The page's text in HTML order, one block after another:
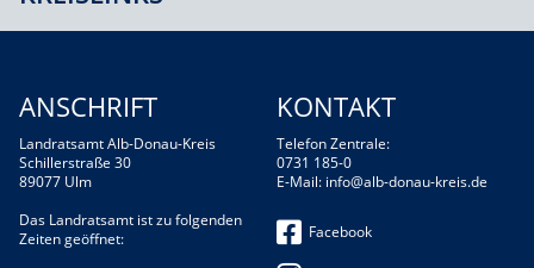
ANSCHRIFT
Landratsamt Alb-Donau-Kreis
Schillerstraße 30
89077 Ulm
Das Landratsamt ist zu folgenden
Zeiten geöffnet:
KONTAKT
Telefon Zentrale:
0731 185-0
E-Mail: info@alb-donau-kreis.de
Facebook